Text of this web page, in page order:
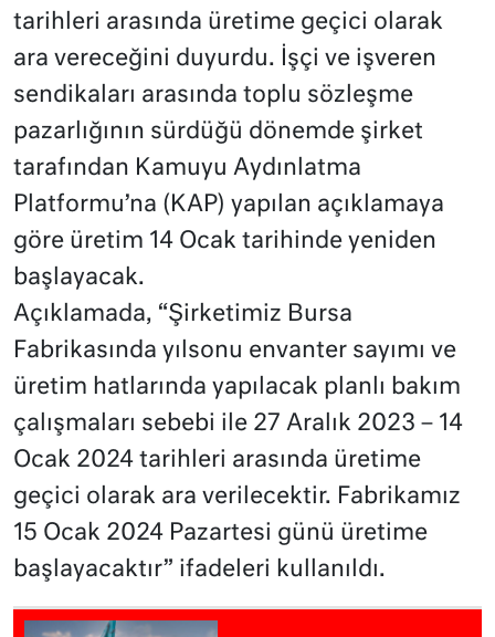
tarihleri arasında üretime geçici olarak
ara vereceğini duyurdu. İşçi ve işveren
sendikaları arasında toplu sözleşme
pazarlığının sürdüğü dönemde şirket
tarafından Kamuyu Aydınlatma
Platformu’na (KAP) yapılan açıklamaya
göre üretim 14 Ocak tarihinde yeniden
başlayacak.
Açıklamada, “Şirketimiz Bursa
Fabrikasında yılsonu envanter sayımı ve
üretim hatlarında yapılacak planlı bakım
çalışmaları sebebi ile 27 Aralık 2023 – 14
Ocak 2024 tarihleri arasında üretime
geçici olarak ara verilecektir. Fabrikamız
15 Ocak 2024 Pazartesi günü üretime
başlayacaktır” ifadeleri kullanıldı.